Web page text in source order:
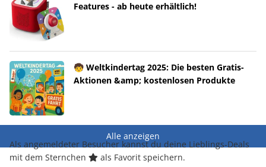
Features - ab heute erhältlich!
🧒 Weltkindertag 2025: Die besten Gratis-
Aktionen &amp; kostenlosen Produkte
Alle anzeigen
Als angemeldeter Besucher kannst du deine Lieblings-Deals
mit dem Sternchen
als Favorit speichern.